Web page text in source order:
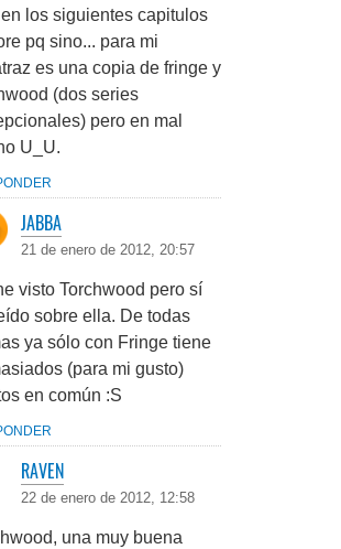
los siguientes capitulos
pq sino... para mi
es una copia de fringe y
(dos series
pero en mal
U_U.
JABBA
21 de enero de 2012, 20:57
visto Torchwood pero sí
sobre ella. De todas
ya sólo con Fringe tiene
(para mi gusto)
en común :S
RAVEN
22 de enero de 2012, 12:58
una muy buena